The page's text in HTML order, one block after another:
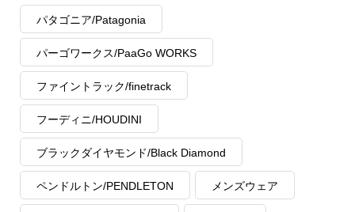
パタゴニア/Patagonia
パーゴワークス/PaaGo WORKS
ファイントラック/finetrack
フーディニ/HOUDINI
ブラックダイヤモンド/Black Diamond
ペンドルトン/PENDLETON メンズウェア